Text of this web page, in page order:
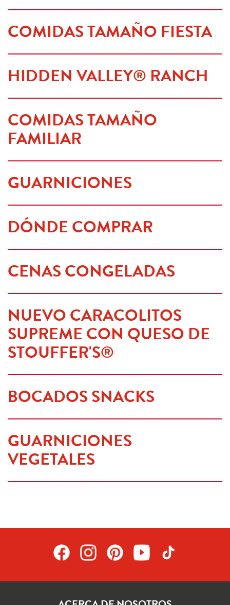
COMIDAS TAMAÑO FIESTA
HIDDEN VALLEY® RANCH
COMIDAS TAMAÑO
FAMILIAR
GUARNICIONES
DÓNDE COMPRAR
CENAS CONGELADAS
NUEVO CARACOLITOS
SUPREME CON QUESO DE
STOUFFER'S®
BOCADOS SNACKS
GUARNICIONES
VEGETALES